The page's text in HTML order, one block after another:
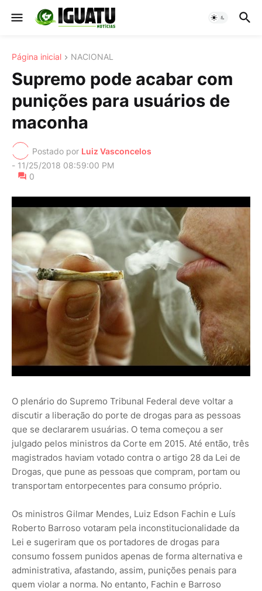
Página inicial NACIONAL
Supremo pode acabar com
punições para usuários de
maconha
Postado por Luiz Vasconcelos
- 11/25/2018 08:59:00 PM
0
O plenário do Supremo Tribunal Federal deve voltar a
discutir a liberação do porte de drogas para as pessoas
que se declararem usuárias. O tema começou a ser
julgado pelos ministros da Corte em 2015. Até então, três
magistrados haviam votado contra o artigo 28 da Lei de
Drogas, que pune as pessoas que compram, portam ou
transportam entorpecentes para consumo próprio.
Os ministros Gilmar Mendes, Luiz Edson Fachin e Luís
Roberto Barroso votaram pela inconstitucionalidade da
Lei e sugeriram que os portadores de drogas para
consumo fossem punidos apenas de forma alternativa e
administrativa, afastando, assim, punições penais para
quem violar a norma. No entanto, Fachin e Barroso